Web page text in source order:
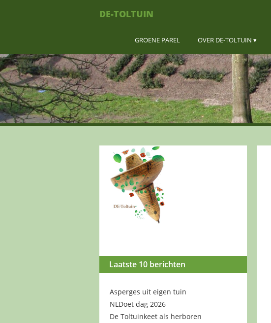
DE-TOLTUIN
GROENE PAREL OVER DE-TOLTUIN
Laatste 10 berichten
Asperges uit eigen tuin
NLDoet dag 2026
De Toltuinkeet als herboren